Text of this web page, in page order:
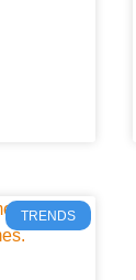
TRENDS